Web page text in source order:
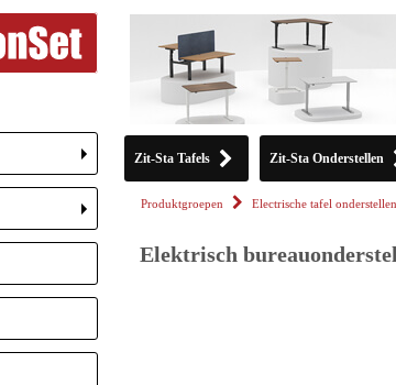
Zit-Sta Tafels Zit-Sta Onderstellen
Produktgroepen Electrische tafel onderstellen
Elektrisch
+
+